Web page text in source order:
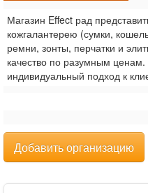
Магазин Effect рад
кожгалантерею (сумки,
ремни, зонты, перчатки и
качество по разумным
индивидуальный подход к
Добавить организацию